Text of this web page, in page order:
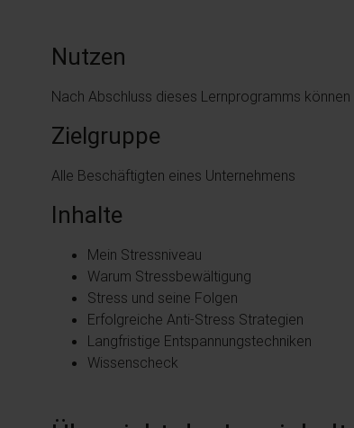
Nutzen
Nach Abschluss dieses Lernprogramms
Zielgruppe
Alle Beschäftigten eines Unternehmens
Inhalte
Mein Stressniveau
Warum Stressbewältigung
Stress und seine Folgen
Erfolgreiche Anti-Stress Strategien
Langfristige Entspannungstechniken
Wissenscheck